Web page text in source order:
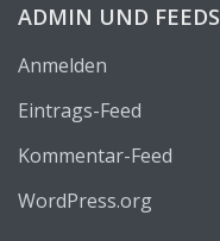
ADMIN UND FEEDS
Anmelden
Eintrags-Feed
Kommentar-Feed
WordPress.org